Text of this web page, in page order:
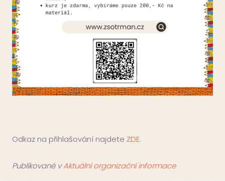
Odkaz na přihlašování najdete ZDE.
Publikované vAktuální organizační informace